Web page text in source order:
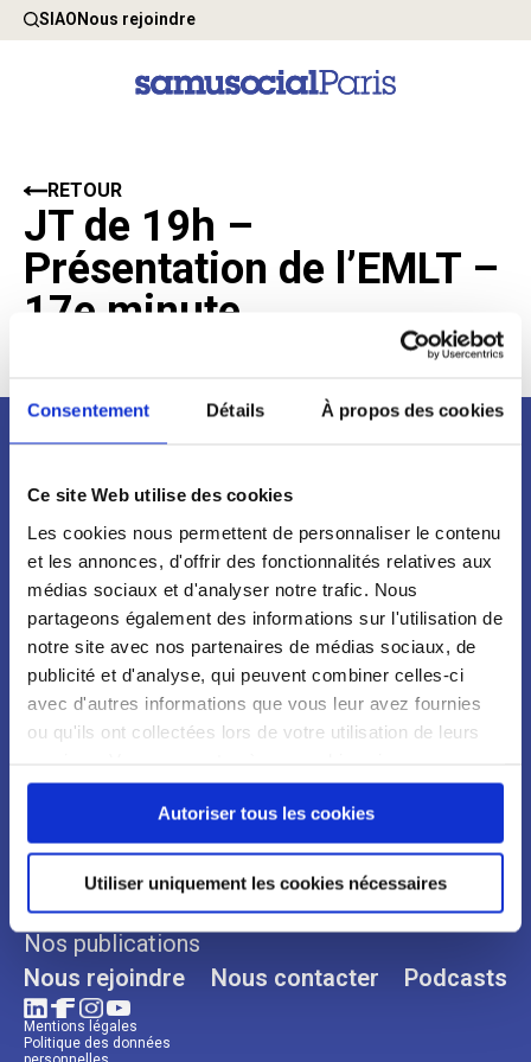
Consentement Détails À propos des cookies
Ce site Web utilise des cookies
Les cookies nous permettent de personnaliser le contenu
et les annonces, d'offrir des fonctionnalités relatives aux
médias sociaux et d'analyser notre trafic. Nous
partageons également des informations sur l'utilisation de
notre site avec nos partenaires de médias sociaux, de
publicité et d'analyse, qui peuvent combiner celles-ci
avec d'autres informations que vous leur avez fournies
ou qu'ils ont collectées lors de votre utilisation de leurs
continuez à utiliser notre site Web.
Autoriser tous les cookies
Utiliser uniquement les cookies nécessaires
SIAONous rejoindre
JT de 19h –
Présentation de l’EMLT –
17e minute
RETOUR
Newsletter
Notre organisation
Notre histoire
Nos engagements
Nos plaidoyers
Nos publications
Communiqués
Revues de presse
Nous rejoindre Nous contacter Podcasts
Mentions légales
Politique des données